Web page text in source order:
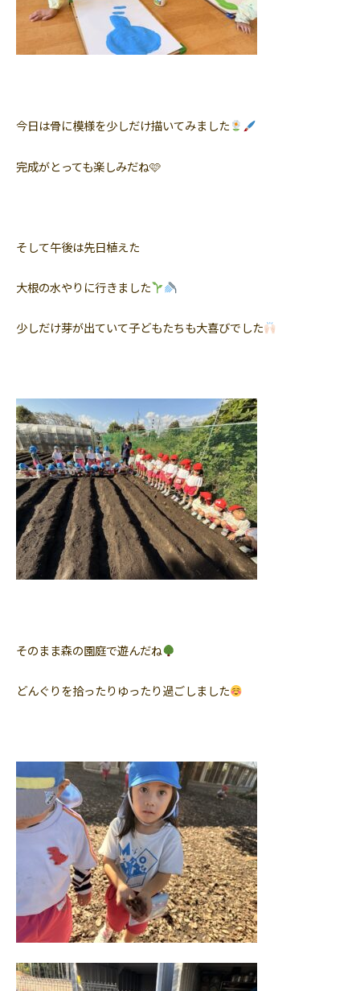
今日は骨に模様を少しだけ描いてみました
完成がとっても楽しみだね🩷
そして午後は先日植えた
大根の水やりに行きました
少しだけ芽が出ていて子どもたちも大喜びでした
そのまま森の園庭で遊んだね
どんぐりを拾ったりゆったり過ごしました